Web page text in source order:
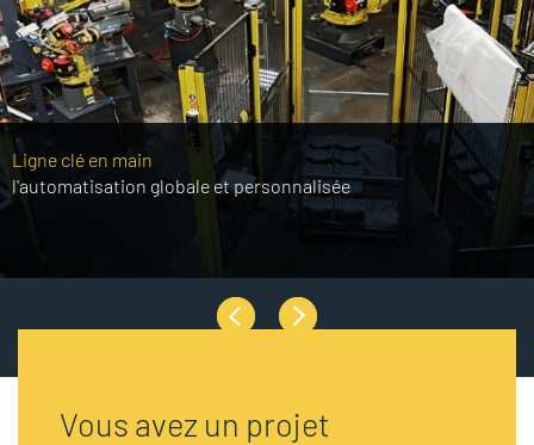
Ligne clé en main
l'automatisation globale et personnalisée
Vous avez un projet